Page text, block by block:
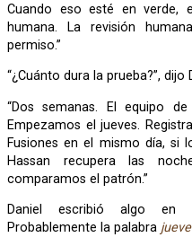
Cuando eso esté en verde,
humana. La revisión
permiso.”
“¿Cuánto dura la prueba?”, dijo
“Dos semanas. El equipo de backend. El equipo de Mariana.
Empezamos el jueves.
Fusiones en el mismo día, si
Hassan recupera las
comparamos el patrón.”
Daniel escribió algo en el Moleskine. Corto. Preciso.
Probablemente la palabra